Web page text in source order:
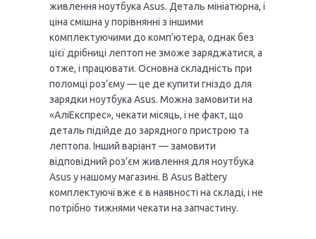
живлення ноутбука Asus. Деталь мініатюрна, і
ціна смішна у порівнянні з іншими
комплектуючими до комп’ютера, однак без
цієї дрібниці лептоп не зможе заряджатися, а
отже, і працювати. Основна складність при
поломці роз’єму — це де купити гніздо для
зарядки ноутбука Asus. Можна замовити на
«АліЕкспрес», чекати місяць, і не факт, що
деталь підійде до зарядного пристрою та
лептопа. Інший варіант — замовити
відповідний роз’єм живлення для ноутбука
Asus у нашому магазині. В Asus Battery
комплектуючі вже є в наявності на складі, і не
потрібно тижнями чекати на запчастину.